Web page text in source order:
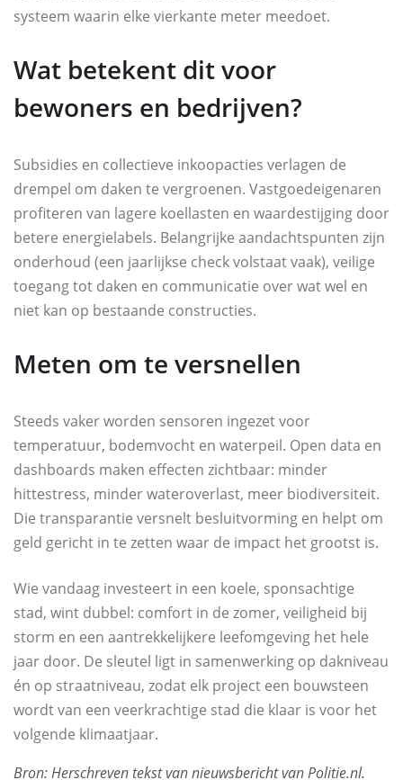
systeem waarin elke vierkante meter meedoet.
Wat betekent dit voor
bewoners en bedrijven?
Subsidies en collectieve inkoopacties verlagen de
drempel om daken te vergroenen. Vastgoedeigenaren
profiteren van lagere koellasten en waardestijging door
betere energielabels. Belangrijke aandachtspunten zijn
onderhoud (een jaarlijkse check volstaat vaak), veilige
toegang tot daken en communicatie over wat wel en
niet kan op bestaande constructies.
Meten om te versnellen
Steeds vaker worden sensoren ingezet voor
temperatuur, bodemvocht en waterpeil. Open data en
dashboards maken effecten zichtbaar: minder
hittestress, minder wateroverlast, meer biodiversiteit.
Die transparantie versnelt besluitvorming en helpt om
geld gericht in te zetten waar de impact het grootst is.
Wie vandaag investeert in een koele, sponsachtige
stad, wint dubbel: comfort in de zomer, veiligheid bij
storm en een aantrekkelijkere leefomgeving het hele
jaar door. De sleutel ligt in samenwerking op dakniveau
én op straatniveau, zodat elk project een bouwsteen
wordt van een veerkrachtige stad die klaar is voor het
volgende klimaatjaar.